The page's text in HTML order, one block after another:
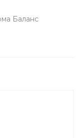
Баланс